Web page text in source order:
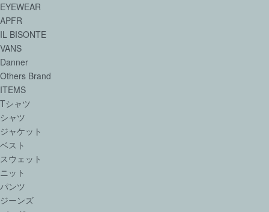
EYEWEAR
APFR
IL BISONTE
VANS
Danner
Others Brand
ITEMS
Tシャツ
シャツ
ジャケット
ベスト
スウェット
ニット
パンツ
ジーンズ